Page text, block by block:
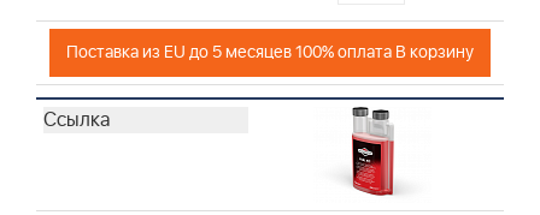
Поставка из EU до 5 месяцев 100% оплата В корзину